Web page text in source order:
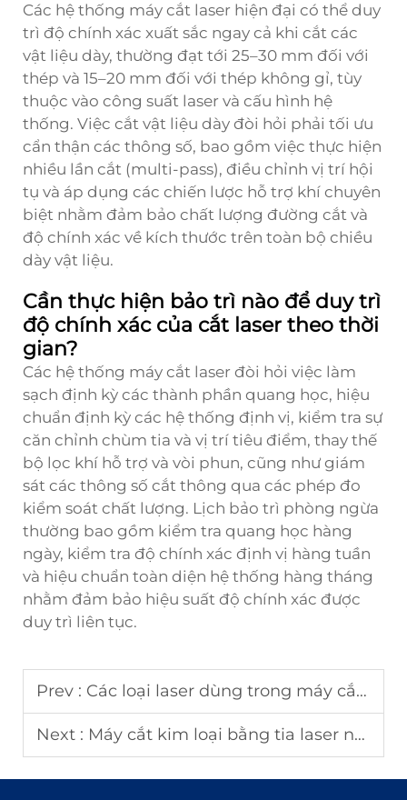
Các hệ thống máy cắt laser hiện đại có thể duy
trì độ chính xác xuất sắc ngay cả khi cắt các
vật liệu dày, thường đạt tới 25–30 mm đối với
thép và 15–20 mm đối với thép không gỉ, tùy
thuộc vào công suất laser và cấu hình hệ
thống. Việc cắt vật liệu dày đòi hỏi phải tối ưu
cẩn thận các thông số, bao gồm việc thực hiện
nhiều lần cắt (multi-pass), điều chỉnh vị trí hội
tụ và áp dụng các chiến lược hỗ trợ khí chuyên
biệt nhằm đảm bảo chất lượng đường cắt và
độ chính xác về kích thước trên toàn bộ chiều
dày vật liệu.
Cần thực hiện bảo trì nào để duy trì
độ chính xác của cắt laser theo thời
gian?
Các hệ thống máy cắt laser đòi hỏi việc làm
sạch định kỳ các thành phần quang học, hiệu
chuẩn định kỳ các hệ thống định vị, kiểm tra sự
căn chỉnh chùm tia và vị trí tiêu điểm, thay thế
bộ lọc khí hỗ trợ và vòi phun, cũng như giám
sát các thông số cắt thông qua các phép đo
kiểm soát chất lượng. Lịch bảo trì phòng ngừa
thường bao gồm kiểm tra quang học hàng
ngày, kiểm tra độ chính xác định vị hàng tuần
và hiệu chuẩn toàn diện hệ thống hàng tháng
nhằm đảm bảo hiệu suất độ chính xác được
duy trì liên tục.
Prev : Các loại laser dùng trong máy cắt và ứng dụng của chúng
Next : Máy cắt kim loại bằng tia laser nâng cao độ chính xác trong sản xuất như thế nào